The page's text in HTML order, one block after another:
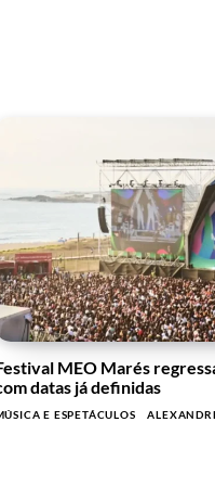
MEO Marés
datas já definidas
E ESPETÁCULOS